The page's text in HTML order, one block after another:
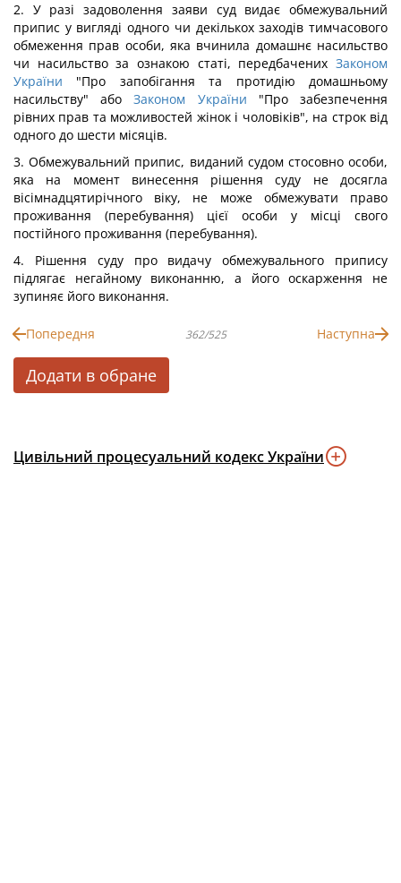
2. У разі задоволення заяви суд видає обмежувальний
припис у вигляді одного чи декількох заходів тимчасового
обмеження прав особи, яка вчинила домашнє насильство
чи насильство за ознакою статі, передбачених Законом
України "Про запобігання та протидію домашньому
насильству" абоЗаконом України "Про забезпечення
рівних прав та можливостей жінок і чоловіків", на строк від
одного до шести місяців.
3. Обмежувальний припис, виданий судом стосовно особи,
яка на момент винесення рішення суду не досягла
вісімнадцятирічного віку, не може обмежувати право
проживання (перебування) цієї особи у місці свого
постійного проживання (перебування).
4. Рішення суду про видачу обмежувального припису
підлягає негайному виконанню, а його оскарження не
зупиняє його виконання.
Попередня 362/525 Наступна
Додати в обране
Цивільний процесуальний кодекс України